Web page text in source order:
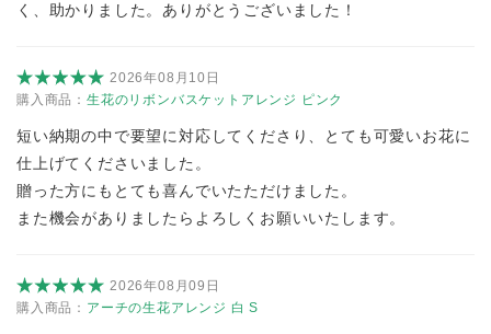
く、助かりました。ありがとうございました！
2026年08月10日
購入商品： 生花のリボンバスケットアレンジ ピンク
短い納期の中で要望に対応してくださり、とても可愛いお花に
仕上げてくださいました。
贈った方にもとても喜んでいたただけました。
また機会がありましたらよろしくお願いいたします。
2026年08月09日
購入商品： アーチの生花アレンジ 白 S